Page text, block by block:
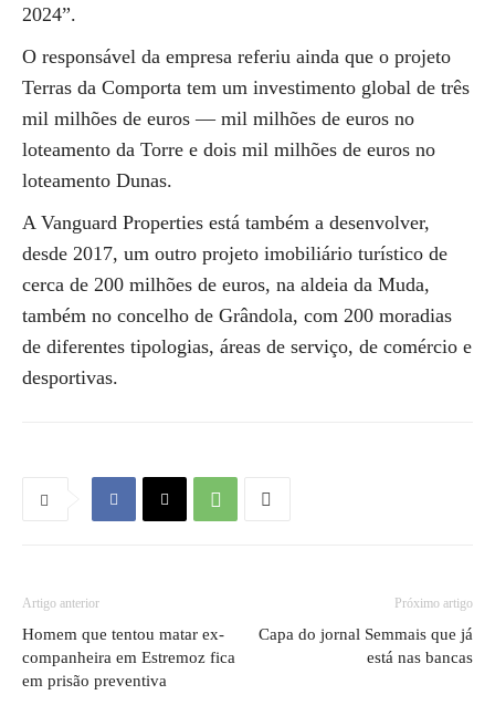
2024”.
O responsável da empresa referiu ainda que o projeto
Terras da Comporta tem um investimento global de três
mil milhões de euros — mil milhões de euros no
loteamento da Torre e dois mil milhões de euros no
loteamento Dunas.
A Vanguard Properties está também a desenvolver,
desde 2017, um outro projeto imobiliário turístico de
cerca de 200 milhões de euros, na aldeia da Muda,
também no concelho de Grândola, com 200 moradias
de diferentes tipologias, áreas de serviço, de comércio e
desportivas.
Artigo anterior
Homem que tentou matar ex-
companheira em Estremoz fica
em prisão preventiva
Próximo artigo
Capa do jornal Semmais que já
está nas bancas